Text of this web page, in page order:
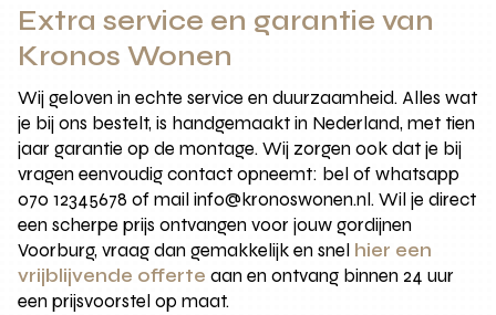
Extra service en garantie van
Kronos Wonen
Wij geloven in echte service en duurzaamheid. Alles wat
je bij ons bestelt, is handgemaakt in Nederland, met tien
jaar garantie op de montage. Wij zorgen ook dat je bij
vragen eenvoudig contact opneemt: bel of whatsapp
070 12345678 of mail info@kronoswonen.nl. Wil je direct
een scherpe prijs ontvangen voor jouw gordijnen
Voorburg, vraag dan gemakkelijk en snel hier een
vrijblijvende offerte aan en ontvang binnen 24 uur
een prijsvoorstel op maat.